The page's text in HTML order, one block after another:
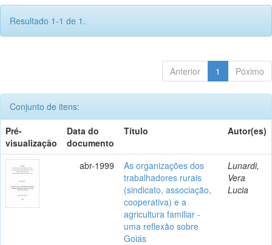
Resultado 1-1 de 1.
Anterior 1 Póximo
Conjunto de itens:
Pré-
visualização
Data do
documento
Título Autor(es)
abr-1999
As organizações dos
trabalhadores rurais
(sindicato, associação,
cooperativa) e a
agricultura familiar -
uma reflexão sobre
Goiás
Lunardi,
Vera
Lucia